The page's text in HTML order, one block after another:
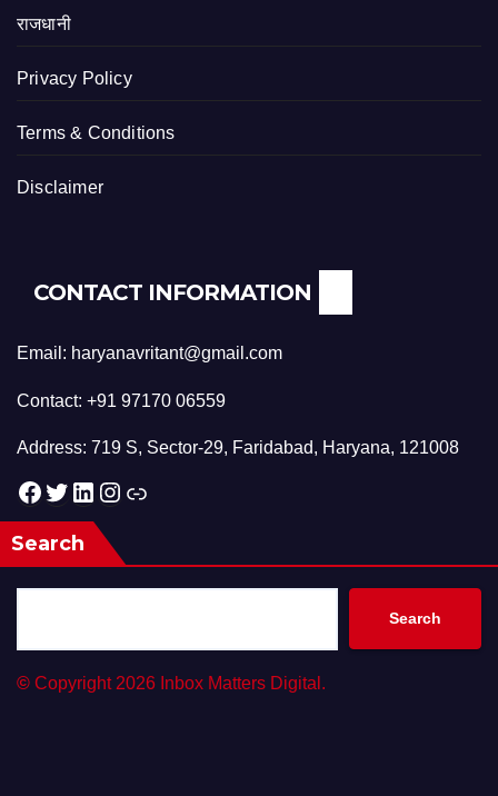
राजधानी
Privacy Policy
Terms & Conditions
Disclaimer
CONTACT INFORMATION
Email: haryanavritant@gmail.com
Contact: +91 97170 06559
Address: 719 S, Sector-29, Faridabad, Haryana, 121008
Facebook Twitter LinkedIn Instagram Link
Search
Search
© Copyright 2026 Inbox Matters Digital.